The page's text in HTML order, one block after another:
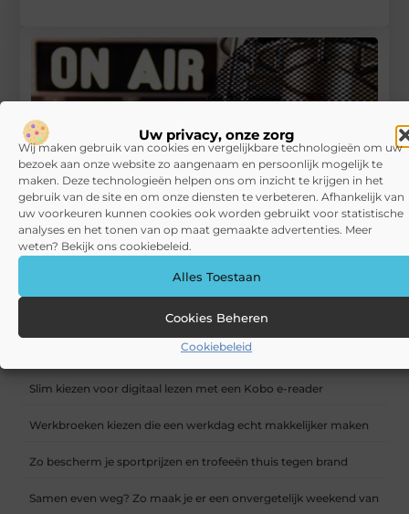
Uw privacy, onze zorg
Wij maken gebruik van cookies en vergelijkbare technologieën om uw
bezoek aan onze website zo aangenaam en persoonlijk mogelijk te
maken. Deze technologieën helpen ons om inzicht te krijgen in het
gebruik van de site en om onze diensten te verbeteren. Afhankelijk van
uw voorkeuren kunnen cookies ook worden gebruikt voor statistische
analyses en het tonen van op maat gemaakte advertenties. Meer
weten? Bekijk ons cookiebeleid.
Alles Toestaan
Cookies Beheren
Cookiebeleid
Laat van u horen, met radio reclame
RECENTE BERICHTEN
Actief genieten én relaxen: waarom Gelderland de perfecte
Slim kiezen voor digitaal lezen met een Kobo e-reader
Werkbroeken kiezen die een werkdag echt makkelijker maken
Zo bescherm je sportprijzen en trofeeën thuis tegen brand
Samen even weg? Zo maak je er een onvergetelijk weekend van